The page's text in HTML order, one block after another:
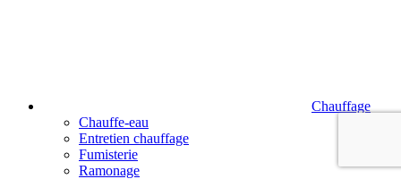
Chauffage
Chauffe-eau
Entretien chauffage
Fumisterie
Ramonage